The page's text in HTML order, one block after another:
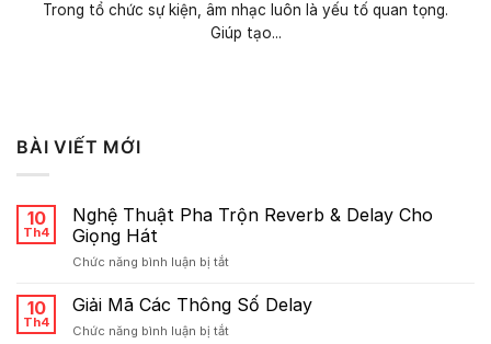
Trong tổ chức sự kiện, âm nhạc luôn là yếu tố quan tọng.
Giúp tạo...
BÀI VIẾT MỚI
10
Th4
Nghệ Thuật Pha Trộn Reverb & Delay Cho
Giọng Hát
Chức năng bình luận bị tắtở
Thuật
Pha
Trộn
10
Th4
Giải Mã Các Thông Số Delay
Chức năng bình luận bị tắtở